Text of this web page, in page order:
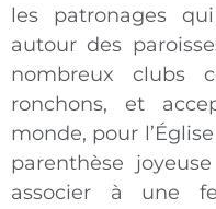
les patronages
autour des
nombreux clubs
ronchons, et
monde, pour
parenthèse
associer à une